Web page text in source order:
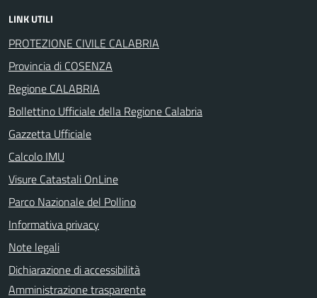
LINK UTILI
PROTEZIONE CIVILE CALABRIA
Provincia di COSENZA
Regione CALABRIA
Bollettino Ufficiale della Regione Calabria
Gazzetta Ufficiale
Calcolo IMU
Visure Catastali OnLine
Parco Nazionale del Pollino
Informativa privacy
Note legali
Dichiarazione di accessibilità
Amministrazione trasparente